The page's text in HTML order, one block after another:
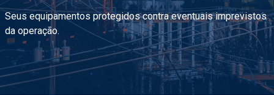
Seus equipamentos protegidos contra eventuais imprevistos
da operação.